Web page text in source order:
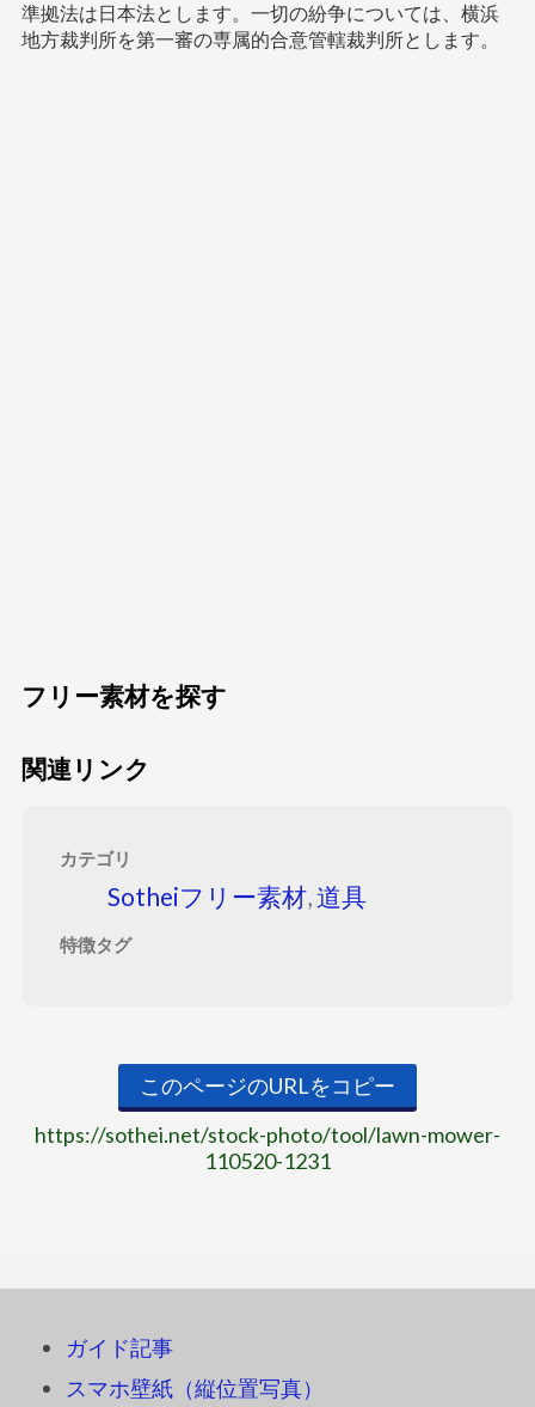
準拠法は日本法とします。一切の紛争については、横浜
地方裁判所を第一審の専属的合意管轄裁判所とします。
フリー素材を探す
関連リンク
カテゴリ
Sotheiフリー素材,道具
特徴タグ
このページのURLをコピー
https://sothei.net/stock-photo/tool/lawn-mower-
110520-1231
ガイド記事
スマホ壁紙（縦位置写真）